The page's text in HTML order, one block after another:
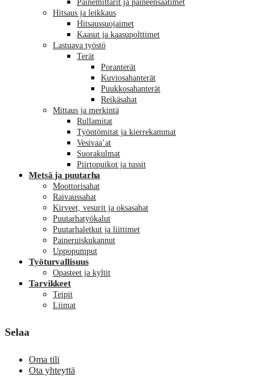
Painemittarit ja paineensäätimet
Hitsaus ja leikkaus
Hitsaussuojaimet
Kaasut ja kaasupolttimet
Lastuava työstö
Terät
Poranterät
Kuviosahanterät
Puukkosahanterät
Reikäsahat
Mittaus ja merkintä
Rullamitat
Työntömitat ja kierrekammat
Vesivaa’at
Suorakulmat
Piirtopuikot ja tussit
Metsä ja puutarha
Moottorisahat
Raivaussahat
Kirveet, vesurit ja oksasahat
Puutarhatyökalut
Puutarhaletkut ja liittimet
Paineruiskukannut
Uppopumput
Työturvallisuus
Opasteet ja kyltit
Tarvikkeet
Teipit
Liimat
Selaa
Oma tili
Ota yhteyttä